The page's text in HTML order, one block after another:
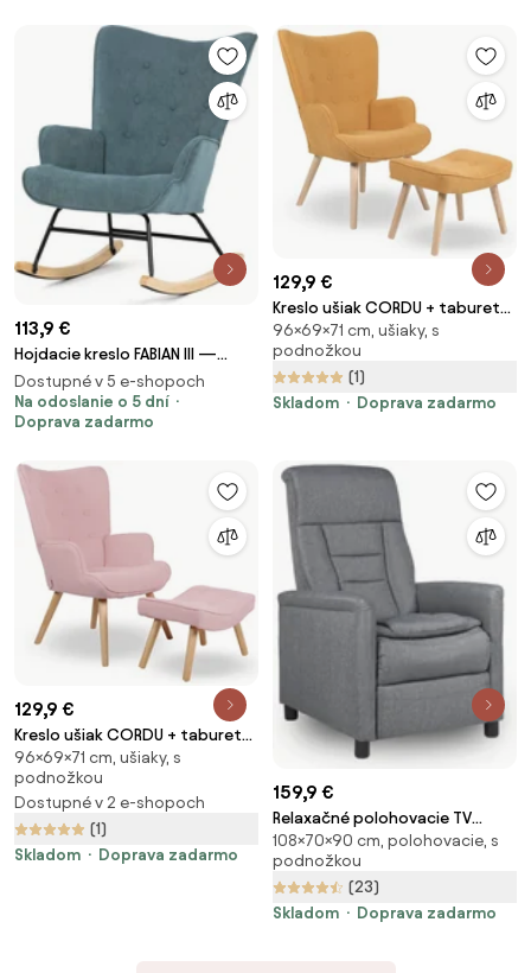
113,9 €
Hojdacie kreslo FABIAN III —
látka, modro-zelená
Dostupné v 5 e-shopoch
Na odoslanie o 5 dní
Doprava zadarmo
129,9 €
Kreslo ušiak CORDU + taburet
— masív, manšestr, prírodná /
medová
96×69×71 cm, ušiaky, s
podnožkou
(1)
Skladom
Doprava zadarmo
129,9 €
Kreslo ušiak CORDU + taburet
— masív, látka, prírodná /
ružová
96×69×71 cm, ušiaky, s
podnožkou
Dostupné v 2 e-shopoch
(1)
Skladom
Doprava zadarmo
159,9 €
Relaxačné polohovacie TV
kreslo LYNO — látka, sivá,
nosnosť 130 kg
108×70×90 cm, polohovacie, s
podnožkou
(23)
Skladom
Doprava zadarmo